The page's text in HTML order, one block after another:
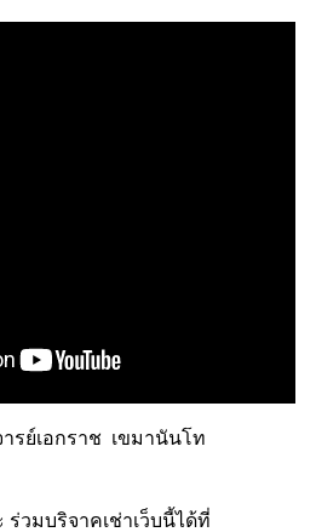
รย์เอกราช เขมานันโท
วมบริจาคเช่าเว็บนี้ได้ที่